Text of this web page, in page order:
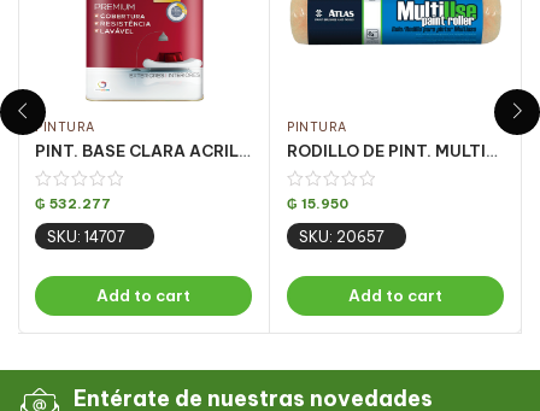
PINTURA
PINT. BASE CLARA ACRILICA OURO FOSCO 16.2LT
₲ 532.277
SKU: 14707
Add to cart
PINTURA
RODILLO DE PINT. MULTIUSO LANA SINT. 23CM
₲ 15.950
SKU: 20657
Add to cart
Entérate de nuestras novedades